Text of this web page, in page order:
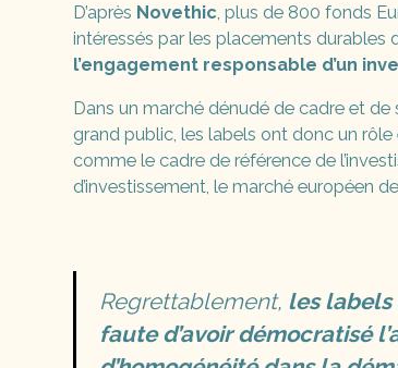
D’après Novethic, plus de 800 fonds
intéressés par les placements durables
l’engagement responsable d’un
Dans un marché dénudé de cadre et
grand public, les labels ont donc un rôle
comme le cadre de référence de
d’investissement, le marché européen
Regrettablement, les labels
faute d’avoir démocratisé